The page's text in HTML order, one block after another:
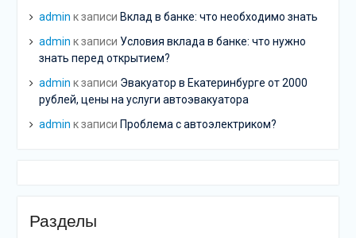
admin к записи Вклад в банке: что необходимо знать
admin к записи Условия вклада в банке: что нужно
знать перед открытием?
admin к записи Эвакуатор в Екатеринбурге от 2000
рублей, цены на услуги автоэвакуатора
admin к записи Проблема с автоэлектриком?
Разделы